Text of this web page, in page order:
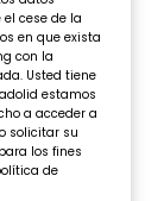
cese de la
en que exista
con la
Usted tiene
estamos
a acceder a
solicitar su
los fines
de